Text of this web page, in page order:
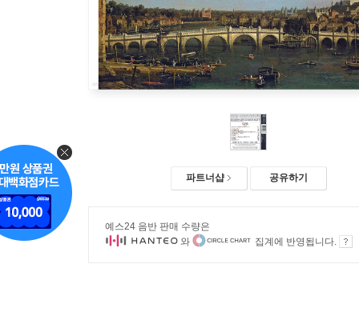
파트너샵 공유하기
예스24 음반 판매 수량은
와
집계에 반영됩니다.